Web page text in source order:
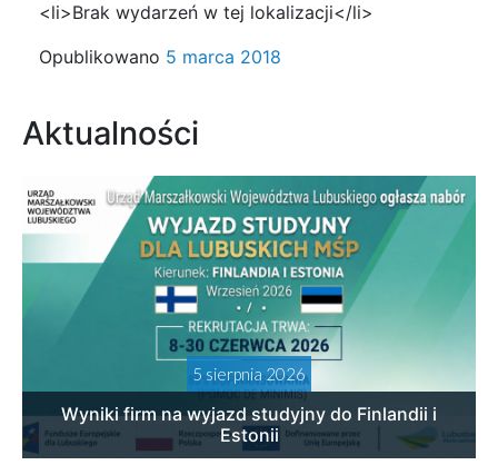
<li>Brak wydarzeń w tej lokalizacji</li>
Opublikowano 5 marca 2018
Aktualności
5 sierpnia 2026
Wyniki firm na wyjazd studyjny do Finlandii i
Estonii